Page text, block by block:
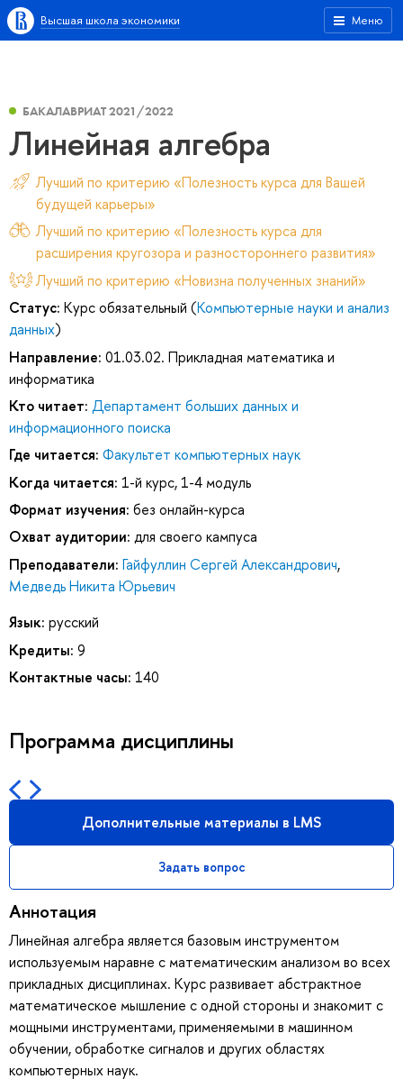
Меню
Высшая школа экономики
БАКАЛАВРИАТ 2021/2022
Линейная алгебра
Лучший по критерию «Полезность курса для Вашей
будущей карьеры»
Лучший по критерию «Полезность курса для
расширения кругозора и разностороннего развития»
Лучший по критерию «Новизна полученных знаний»
Статус: Курс обязательный (Компьютерные науки и анализ
данных)
Направление: 01.03.02. Прикладная математика и
информатика
Кто читает: Департамент больших данных и
информационного поиска
Где читается: Факультет компьютерных наук
Когда читается: 1-й курс, 1-4 модуль
Формат изучения: без онлайн-курса
Охват аудитории: для своего кампуса
Преподаватели: Гайфуллин Сергей Александрович,
Медведь Никита Юрьевич
Язык: русский
Кредиты: 9
Контактные часы: 140
Программа дисциплины
Дополнительные материалы в LMS
Задать вопрос
Аннотация
Линейная алгебра является базовым инструментом
используемым наравне с математическим анализом во всех
прикладных дисциплинах. Курс развивает абстрактное
математическое мышление с одной стороны и знакомит с
мощными инструментами, применяемыми в машинном
обучении, обработке сигналов и других областях
компьютерных наук.